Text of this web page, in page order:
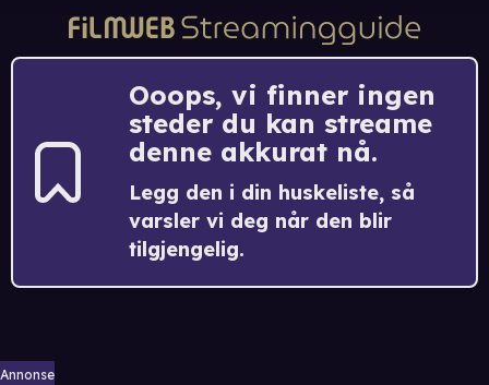
Ooops, vi finner ingen
steder du kan streame
denne akkurat nå.
Legg den i din huskeliste, så
varsler vi deg når den blir
tilgjengelig.
Annonse